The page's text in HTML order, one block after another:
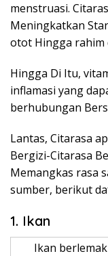
menstruasi.
Meningkatkan
otot Hingga rahim
Hingga Di Itu,
inflamasi yang
berhubungan
Lantas, Citarasa
Bergizi-Citarasa
Memangkas rasa
sumber, berikut
1. Ikan
Ikan